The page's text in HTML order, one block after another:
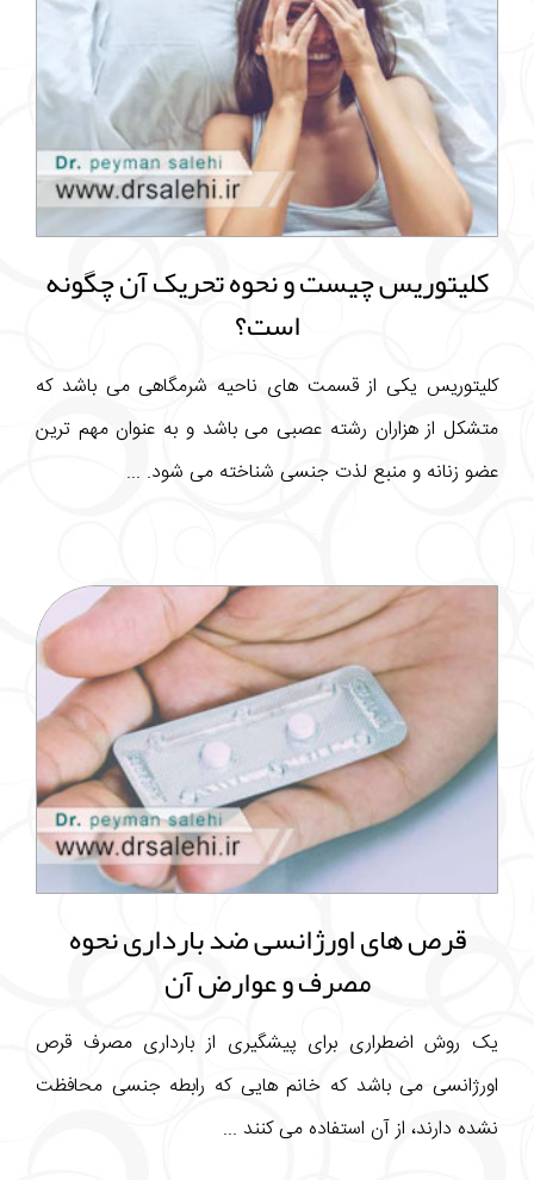
کلیتوریس چیست و نحوه تحریک آن چگونه
است؟
کلیتوریس یکی از قسمت های ناحیه شرمگاهی می باشد که
متشکل از هزاران رشته عصبی می باشد و به عنوان مهم ترین
عضو زنانه و منبع لذت جنسی شناخته می شود. ...
قرص های اورژانسی ضد بارداری نحوه
مصرف و عوارض آن
یک روش اضطراری برای پیشگیری از بارداری مصرف قرص
اورژانسی می باشد که خانم هایی که رابطه جنسی محافظت
نشده دارند، از آن استفاده می کنند ...